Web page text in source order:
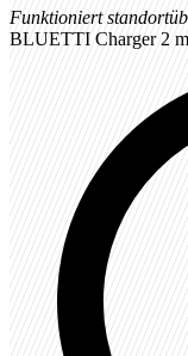
Funktioniert
BLUETTI Charger 2